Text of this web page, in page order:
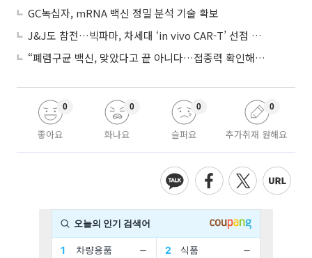
GC녹십자, mRNA 백신 정밀 분석 기술 확보
J&J도 참전…빅파마, 차세대 ‘in vivo CAR-T’ 선점 경쟁 본격화
“폐렴구균 백신, 맞았다고 끝 아니다…접종력 확인해야”
좋아요
0
화나요
0
슬퍼요
0
추가취재 원해요
0